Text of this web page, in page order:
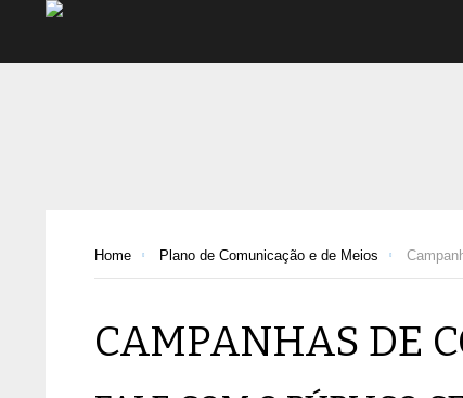
Home Plano de Comunicação e de Meios
CAMPANHAS DE